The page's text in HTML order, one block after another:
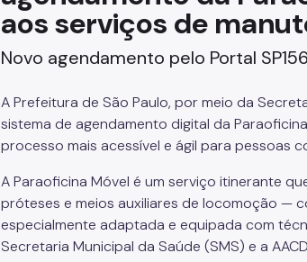
aos serviços de
Novo agendamento pelo Portal
A Prefeitura de São Paulo, por meio da
sistema de agendamento digital da
processo mais acessível e ágil para pessoas
A Paraoficina Móvel é um serviço itinerante
próteses e meios auxiliares de locomoção —
especialmente adaptada e equipada com
Secretaria Municipal da Saúde (SMS) e a